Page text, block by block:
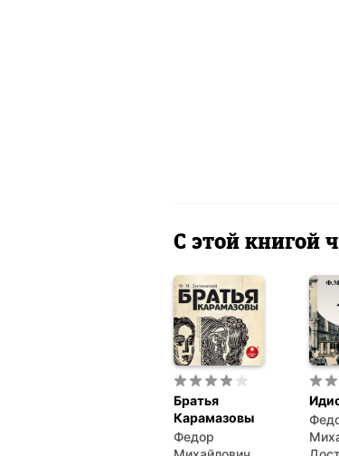
С этой книгой
Братья
Карамазовы
Федор